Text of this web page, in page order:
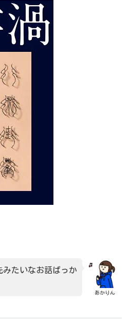
あかりん
みたいなお話ばっか